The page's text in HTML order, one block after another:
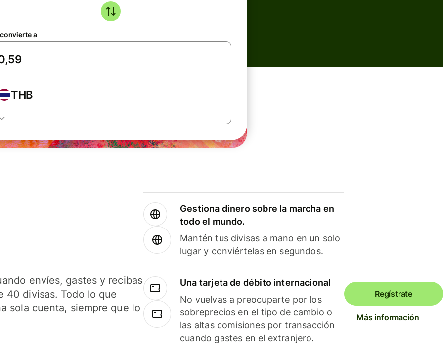
a
THB
envíes, gastes y recibas
40 divisas. Todo lo que
sola cuenta, siempre que lo
Gestiona dinero sobre la marcha en
todo el mundo.
Mantén tus divisas a mano en un solo
lugar y conviértelas en segundos.
Una tarjeta de débito internacional
No vuelvas a preocuparte por los
sobreprecios en el tipo de cambio o
las altas comisiones por transacción
cuando gastes en el extranjero.
Regístrate
Más información